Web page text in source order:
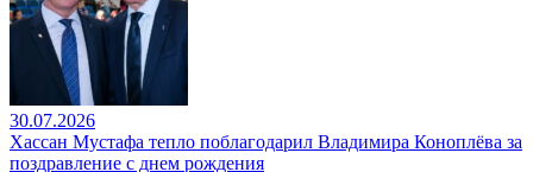
30.07.2026
Хассан Мустафа тепло поблагодарил Владимира Коноплёва за
поздравление с днем рождения